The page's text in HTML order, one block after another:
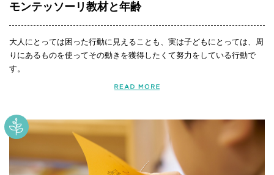
モンテッソーリ教材と年齢
大人にとっては困った行動に見えることも、実は子どもにとっては、周
りにあるものを使ってその動きを獲得したくて努力をしている行動で
す。